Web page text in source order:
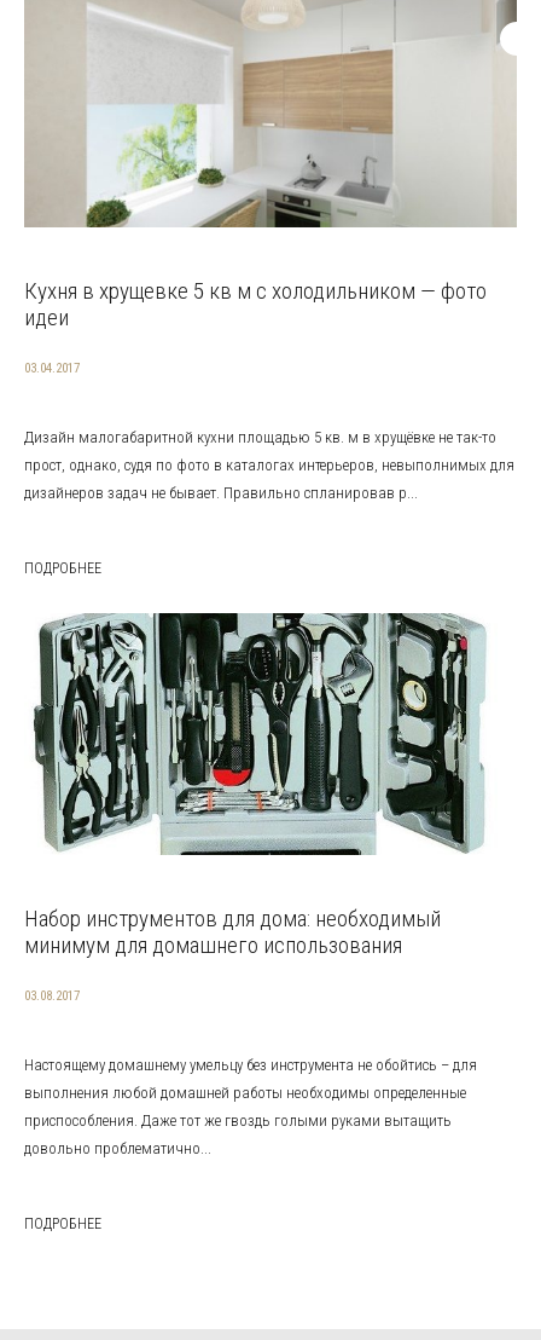
Кухня в хрущевке 5 кв м с холодильником — фото
идеи
03.04.2017
Дизайн малогабаритной кухни площадью 5 кв. м в хрущёвке не так-то
прост, однако, судя по фото в каталогах интерьеров, невыполнимых для
дизайнеров задач не бывает. Правильно спланировав р...
ПОДРОБНЕЕ
Набор инструментов для дома: необходимый
минимум для домашнего использования
03.08.2017
Настоящему домашнему умельцу без инструмента не обойтись – для
выполнения любой домашней работы необходимы определенные
приспособления. Даже тот же гвоздь голыми руками вытащить
довольно проблематично...
ПОДРОБНЕЕ